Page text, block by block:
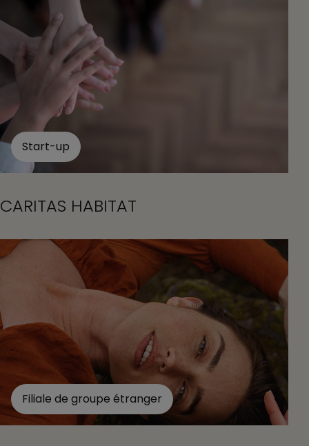
Start-up
CARITAS HABITAT
Filiale de groupe étranger